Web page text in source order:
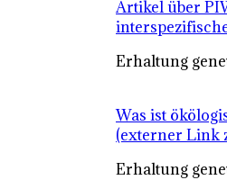
Artikel über
Erhaltung
Was ist
(externer Link
Erhaltung